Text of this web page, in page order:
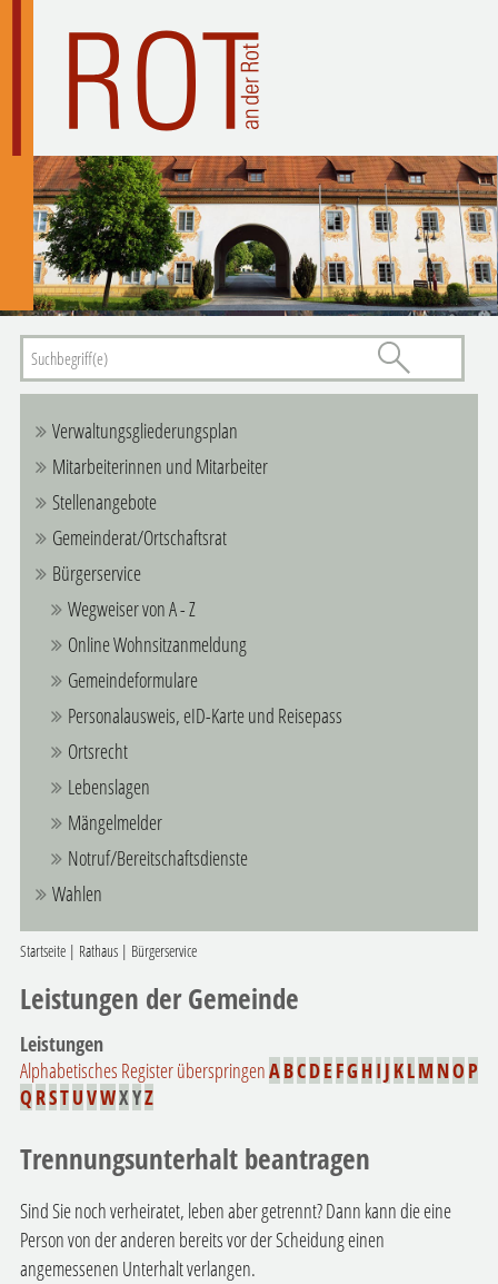
Verwaltungsgliederungsplan
Mitarbeiterinnen und Mitarbeiter
Stellenangebote
Gemeinderat/Ortschaftsrat
Bürgerservice
Wegweiser von A - Z
Online Wohnsitzanmeldung
Gemeindeformulare
Personalausweis, eID-Karte und Reisepass
Ortsrecht
Lebenslagen
Mängelmelder
Notruf/Bereitschaftsdienste
Wahlen
Startseite| Rathaus| Bürgerservice
Leistungen der Gemeinde
Leistungen
Alphabetisches Register überspringenABCDE FG H I J KLM NO P
Q RSTUVWXYZ
Trennungsunterhalt beantragen
Sind Sie noch verheiratet, leben aber getrennt? Dann kann die eine
Person von der anderen bereits vor der Scheidung einen
angemessenen Unterhalt verlangen.